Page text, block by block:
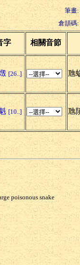
筆畫:
倉頡碼:
字 相關音節
[26..] 虺
[10..] 虺
poisonous snake